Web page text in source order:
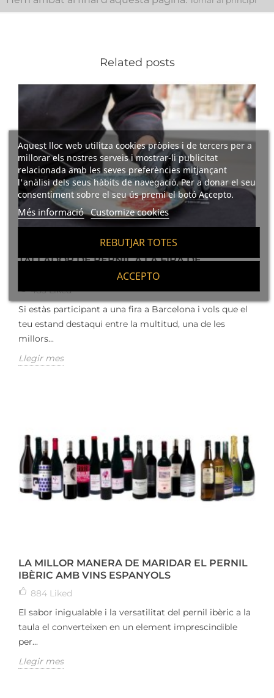
Aquest lloc web utilitza cookies pròpies i de tercers per a
millorar els nostres serveis i mostrar-li publicitat
relacionada amb les seves preferències mitjançant
l'anàlisi dels seus hàbits de navegació. Per a donar el seu
consentiment sobre el seu ús premi el botó Accepto.
Més informació Customize cookies
REBUTJAR TOTES
ACCEPTO
Related posts
TALLADOR DE PERNIL A LA FIRA DE
BARCELONA PER AL TEU ESTAND
483 Liked
Si estàs participant a una fira a Barcelona i vols que el
teu estand destaqui entre la multitud, una de les
millors...
Llegir mes
LA MILLOR MANERA DE MARIDAR EL PERNIL
IBÈRIC AMB VINS ESPANYOLS
884 Liked
El sabor inigualable i la versatilitat del pernil ibèric a la
taula el converteixen en un element imprescindible
per...
Llegir mes